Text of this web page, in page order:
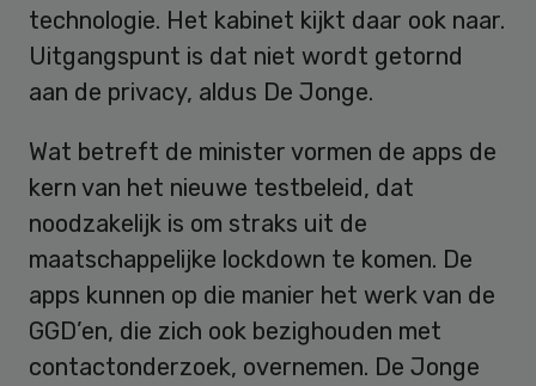
technologie. Het kabinet kijkt daar ook naar.
Uitgangspunt is dat niet wordt getornd
aan de privacy, aldus De Jonge.
Wat betreft de minister vormen de apps de
kern van het nieuwe testbeleid, dat
noodzakelijk is om straks uit de
maatschappelijke lockdown te komen. De
apps kunnen op die manier het werk van de
GGD’en, die zich ook bezighouden met
contactonderzoek, overnemen. De Jonge